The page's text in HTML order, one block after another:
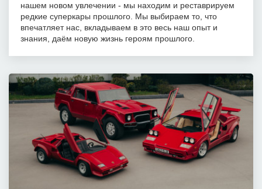
нашем новом увлечении - мы находим и реставрируем
редкие суперкары прошлого. Мы выбираем то, что
впечатляет нас, вкладываем в это весь наш опыт и
знания, даём новую жизнь героям прошлого.